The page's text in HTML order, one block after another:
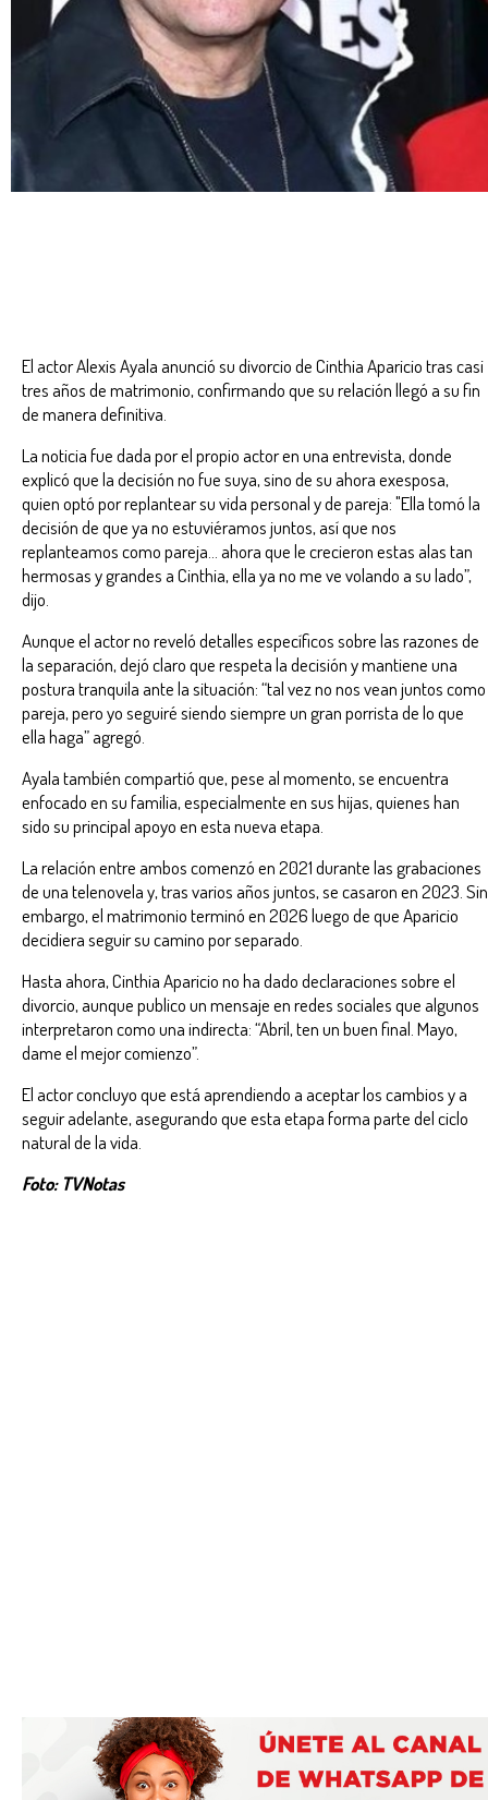
El actor Alexis Ayala anunció su divorcio de Cinthia Aparicio tras casi
tres años de matrimonio, confirmando que su relación llegó a su fin
de manera definitiva.
La noticia fue dada por el propio actor en una entrevista, donde
explicó que la decisión no fue suya, sino de su ahora exesposa,
quien optó por replantear su vida personal y de pareja: "Ella tomó la
decisión de que ya no estuviéramos juntos, así que nos
replanteamos como pareja… ahora que le crecieron estas alas tan
hermosas y grandes a Cinthia, ella ya no me ve volando a su lado”,
dijo.
Aunque el actor no reveló detalles específicos sobre las razones de
la separación, dejó claro que respeta la decisión y mantiene una
postura tranquila ante la situación: “tal vez no nos vean juntos como
pareja, pero yo seguiré siendo siempre un gran porrista de lo que
ella haga” agregó.
Ayala también compartió que, pese al momento, se encuentra
enfocado en su familia, especialmente en sus hijas, quienes han
sido su principal apoyo en esta nueva etapa.
La relación entre ambos comenzó en 2021 durante las grabaciones
de una telenovela y, tras varios años juntos, se casaron en 2023. Sin
embargo, el matrimonio terminó en 2026 luego de que Aparicio
decidiera seguir su camino por separado.
Hasta ahora, Cinthia Aparicio no ha dado declaraciones sobre el
divorcio, aunque publico un mensaje en redes sociales que algunos
interpretaron como una indirecta: “Abril, ten un buen final. Mayo,
dame el mejor comienzo”.
El actor concluyo que está aprendiendo a aceptar los cambios y a
seguir adelante, asegurando que esta etapa forma parte del ciclo
natural de la vida.
Foto: TVNotas